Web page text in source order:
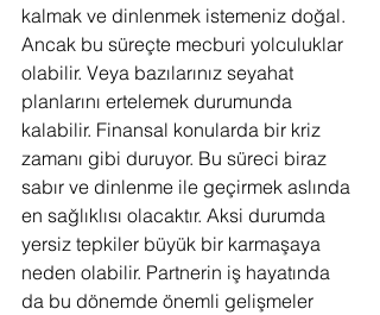
kalmak ve dinlenmek istemeniz doğal.
Ancak bu süreçte mecburi yolculuklar
olabilir. Veya bazılarınız seyahat
planlarını ertelemek durumunda
kalabilir. Finansal konularda bir kriz
zamanı gibi duruyor. Bu süreci biraz
sabır ve dinlenme ile geçirmek aslında
en sağlıklısı olacaktır. Aksi durumda
yersiz tepkiler büyük bir karmaşaya
neden olabilir. Partnerin iş hayatında
da bu dönemde önemli gelişmeler